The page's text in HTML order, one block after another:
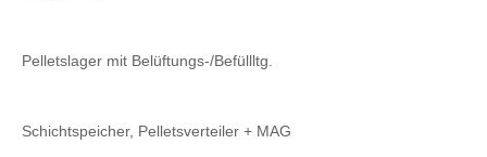
Pelletslager mit Belüftungs-/Befüllltg.
Schichtspeicher, Pelletsverteiler + MAG